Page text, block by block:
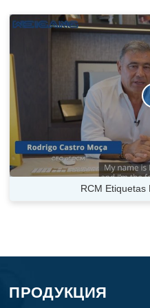
RCM Etiquetas
ПРОДУКЦИЯ